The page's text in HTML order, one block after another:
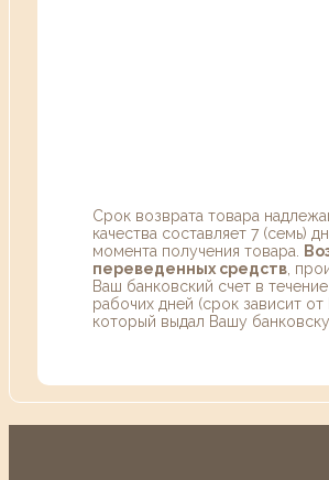
Срок возврата товара
качества составляет 7 (семь)
момента получения товара.
переведенных средств ,
Ваш банковский счет в
рабочих дней (срок зависит от
который выдал Вашу